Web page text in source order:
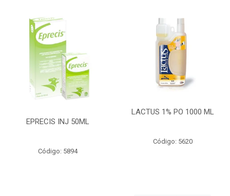
EPRECIS INJ 50ML
Código: 5894
LACTUS 1% PO 1000 ML
Código: 5620